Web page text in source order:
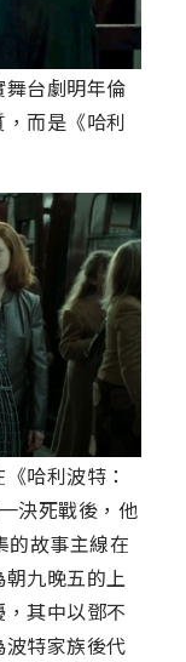
台劇明年倫
而是《哈利
哈利波特：
決死戰後，他
的故事主線在
九晚五的上
其中以鄧不
特家族後代